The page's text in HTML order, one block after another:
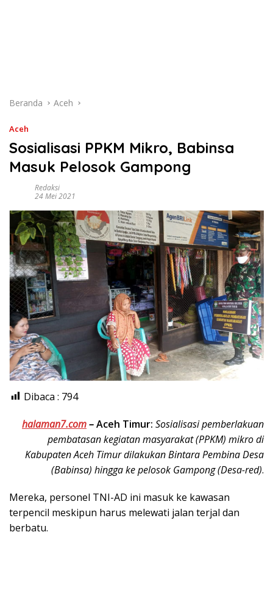
Beranda Aceh
Aceh
Sosialisasi PPKM Mikro, Babinsa
Masuk Pelosok Gampong
Redaksi
24 Mei 2021
Dibaca : 794
halaman7.com–Aceh Timur: Sosialisasi pemberlakuan
pembatasan kegiatan masyarakat (PPKM) mikro di
Kabupaten Aceh Timur dilakukan Bintara Pembina Desa
(Babinsa) hingga ke pelosok Gampong (Desa-red).
Mereka, personel TNI-AD ini masuk ke kawasan
terpencil meskipun harus melewati jalan terjal dan
berbatu.